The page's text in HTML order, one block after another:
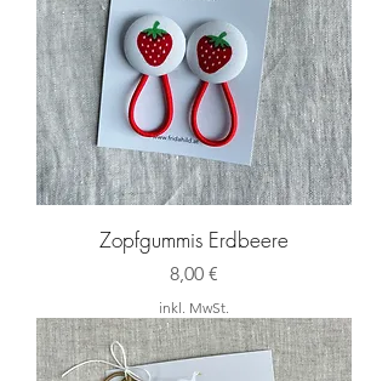
Zopfgummis Erdbeere
Preis
8,00 €
inkl. MwSt.